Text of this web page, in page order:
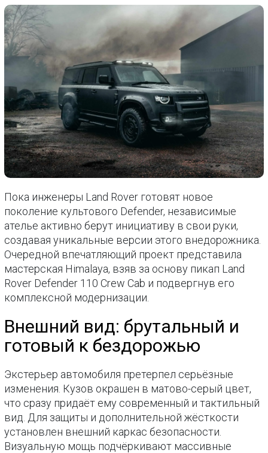
Пока инженеры Land Rover готовят новое
поколение культового Defender, независимые
ателье активно берут инициативу в свои руки,
создавая уникальные версии этого внедорожника.
Очередной впечатляющий проект представила
мастерская Himalaya, взяв за основу пикап Land
Rover Defender 110 Crew Cab и подвергнув его
комплексной модернизации.
Внешний вид: брутальный и
готовый к бездорожью
Экстерьер автомобиля претерпел серьёзные
изменения. Кузов окрашен в матово-серый цвет,
что сразу придаёт ему современный и тактильный
вид. Для защиты и дополнительной жёсткости
установлен внешний каркас безопасности.
Визуальную мощь подчёркивают массивные